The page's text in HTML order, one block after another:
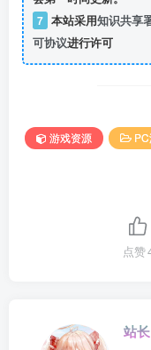
7 本站采用知识共享
可协议进行许可
游戏资源
点赞
站长